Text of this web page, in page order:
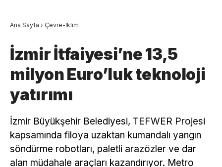
Ana Sayfa › Çevre-İklim
İzmir İtfaiyesi’ne 13,5
milyon Euro’luk teknoloji
yatırımı
İzmir Büyükşehir Belediyesi, TEFWER Projesi
kapsamında filoya uzaktan kumandalı yangın
söndürme robotları, paletli arazözler ve dar
alan müdahale araçları kazandırıyor. Metro